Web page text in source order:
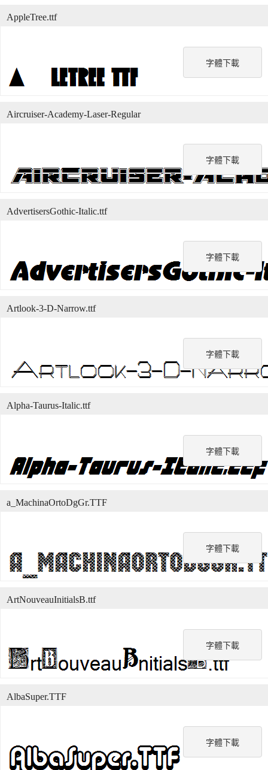
字體下載
AppleTree.ttf
字體下載
Aircruiser-Academy-Laser-Regular
字體下載
AdvertisersGothic-Italic.ttf
字體下載
Artlook-3-D-Narrow.ttf
字體下載
Alpha-Taurus-Italic.ttf
字體下載
a_MachinaOrtoDgGr.TTF
字體下載
ArtNouveauInitialsB.ttf
字體下載
AlbaSuper.TTF